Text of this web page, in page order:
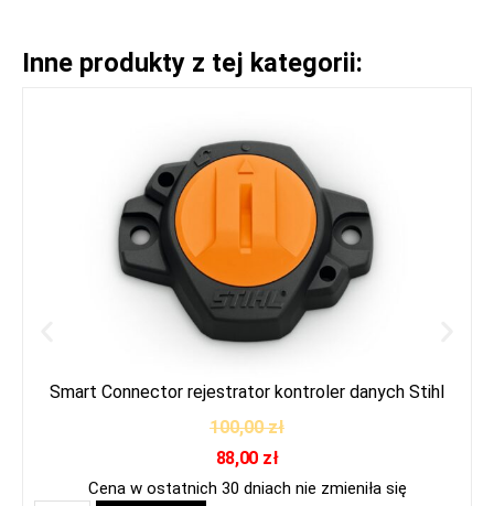
Inne produkty z tej kategorii:
Smart Connector rejestrator kontroler danych Stihl
100,00zł
88,00 zł
Cena w ostatnich 30 dniach nie zmieniła się